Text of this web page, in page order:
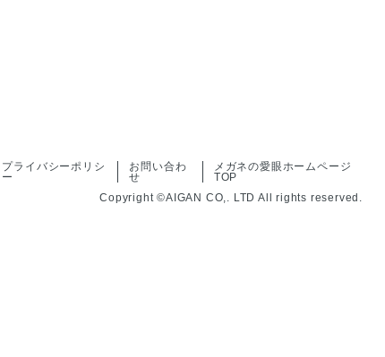
プライバシーポリシ
ー
お問い合わ
せ
メガネの愛眼ホームページ
TOP
Copyright ©AIGAN CO,. LTD All rights reserved.